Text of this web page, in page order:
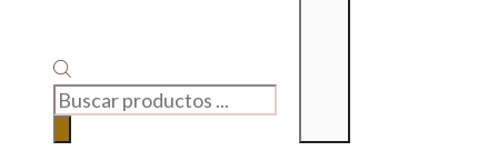
BÚSQUEDA
DE
PRODUCTOS